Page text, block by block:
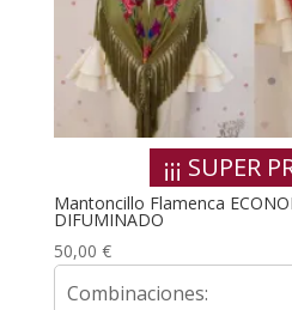
¡¡¡ SUPER
Mantoncillo Flamenca
DIFUMINADO
50,00 €
Combinaciones: